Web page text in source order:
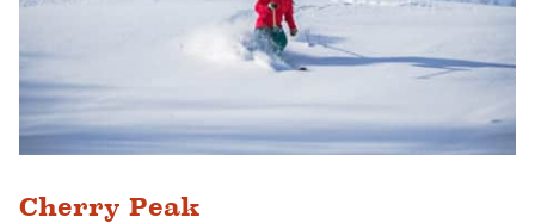
Cherry Peak